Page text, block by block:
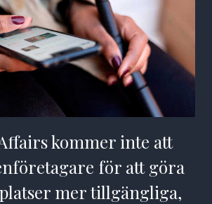
kommer inte att
för att göra
mer tillgängliga,